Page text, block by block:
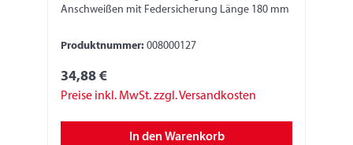
Anschweißen mit Federsicherung Länge 180 mm
Produktnummer: 008000127
34,88 €
Preise inkl. MwSt. zzgl. Versandkosten
In den Warenkorb